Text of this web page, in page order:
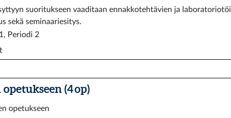
suoritukseen vaaditaan ennakkotehtävien ja
sekä seminaariesitys.
Periodi 2
(4 op)
opetukseen